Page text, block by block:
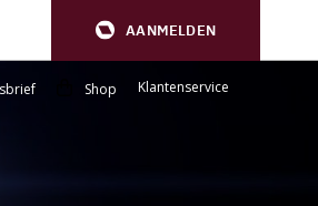
AANMELDEN
Shop Klantenservice